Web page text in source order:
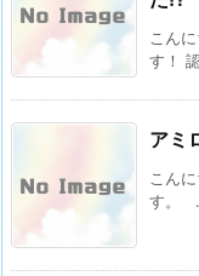
こん
す！
アミ
こん
す。